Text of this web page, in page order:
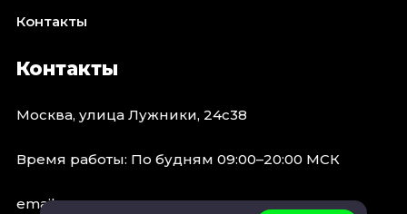
Контакты
Контакты
Москва, улица Лужники, 24с38
Время работы: По будням 09:00–20:00 МСК
email: